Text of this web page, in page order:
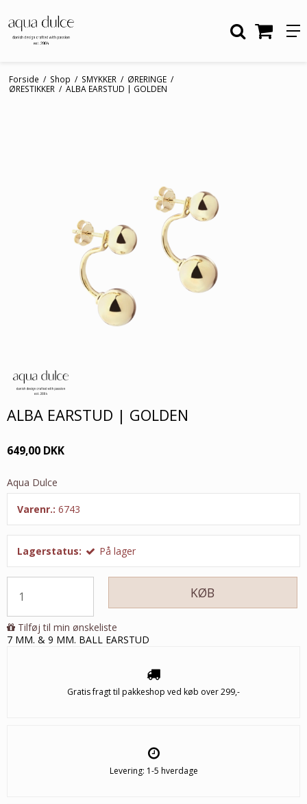
Forside / Shop / SMYKKER / ØRERINGE /
ØRESTIKKER / ALBA EARSTUD | GOLDEN
ALBA EARSTUD | GOLDEN
649,00 DKK
Aqua Dulce
Varenr.: 6743
Lagerstatus: På lager
KØB
Tilføj til min ønskeliste
7 MM. & 9 MM. BALL EARSTUD
Gratis fragt til pakkeshop ved køb over 299,-
Levering: 1-5 hverdage